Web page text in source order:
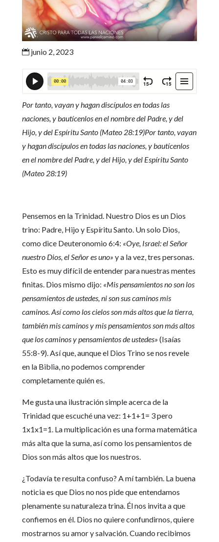
junio 2, 2023
Por tanto, vayan y hagan discípulos en todas las
naciones, y bautícenlos en el nombre del Padre, y del
Hijo, y del Espíritu Santo (Mateo 28:19)Por tanto, vayan
y hagan discípulos en todas las naciones, y bautícenlos
en el nombre del Padre, y del Hijo, y del Espíritu Santo
(Mateo 28:19)
Pensemos en la Trinidad. Nuestro Dios es un Dios
trino: Padre, Hijo y Espíritu Santo. Un solo Dios,
como dice Deuteronomio 6:4: «Oye, Israel: el Señor
nuestro Dios, el Señor es uno» y a la vez, tres personas.
Esto es muy difícil de entender para nuestras mentes
finitas. Dios mismo dijo: «Mis pensamientos no son los
pensamientos de ustedes, ni son sus caminos mis
caminos. Así como los cielos son más altos que la tierra,
también mis caminos y mis pensamientos son más altos
que los caminos y pensamientos de ustedes» (Isaías
55:8-9). Así que, aunque el Dios Trino se nos revele
en la Biblia, no podemos comprender
completamente quién es.
Me gusta una ilustración simple acerca de la
Trinidad que escuché una vez: 1+1+1= 3 pero
1x1x1=1. La multiplicación es una forma matemática
más alta que la suma, así como los pensamientos de
Dios son más altos que los nuestros.
¿Todavía te resulta confuso? A mí también. La buena
noticia es que Dios no nos pide que entendamos
plenamente su naturaleza trina. Él nos invita a que
confiemos en él. Dios no quiere confundirnos, quiere
mostrarnos su amor y salvación. Cuando recibimos